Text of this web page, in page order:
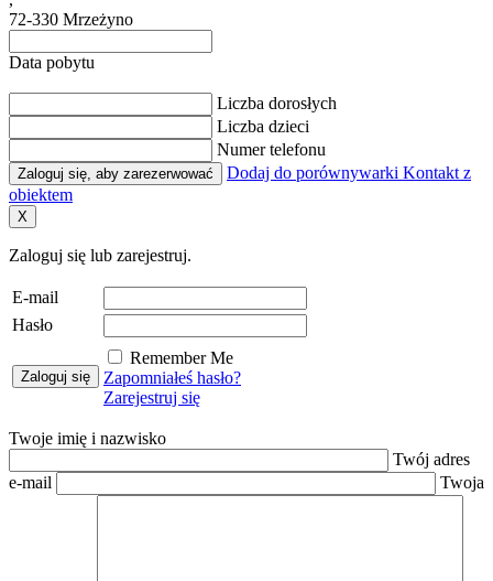
72-330 Mrzeżyno
Data pobytu
Liczba dorosłych
Liczba dzieci
Numer telefonu
Zaloguj się, aby zarezerwować Dodaj do porównywarki Kontakt z
obiektem
X
Zaloguj się lub zarejestruj.
E-mail
Hasło
Remember Me
Zapomniałeś hasło?
Zarejestruj się
Twoje imię i nazwisko
Twój adres
e-mail
Twoja